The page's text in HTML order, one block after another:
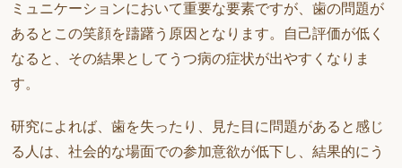
ミュニケーションにおいて重要な要素ですが、歯の問題が
あるとこの笑顔を躊躇う原因となります。自己評価が低く
なると、その結果としてうつ病の症状が出やすくなりま
す。
研究によれば、歯を失ったり、見た目に問題があると感じ
る人は、社会的な場面での参加意欲が低下し、結果的にう